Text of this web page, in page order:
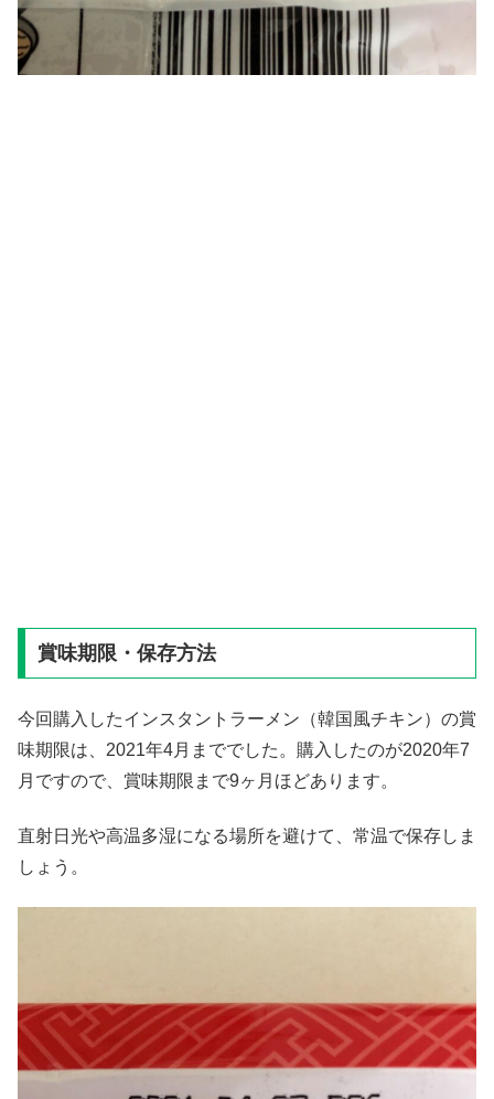
賞味期限・保存方法
今回購入したインスタントラーメン（韓国風チキン）の賞
味期限は、2021年4月まででした。購入したのが2020年7
月ですので、賞味期限まで9ヶ月ほどあります。
直射日光や高温多湿になる場所を避けて、常温で保存しま
しょう。